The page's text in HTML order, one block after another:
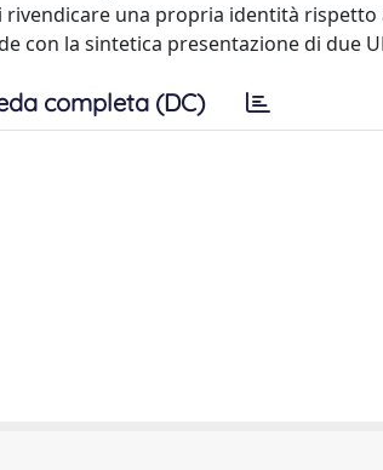
rivendicare una propria identità
con la sintetica presentazione di due
completa (DC)